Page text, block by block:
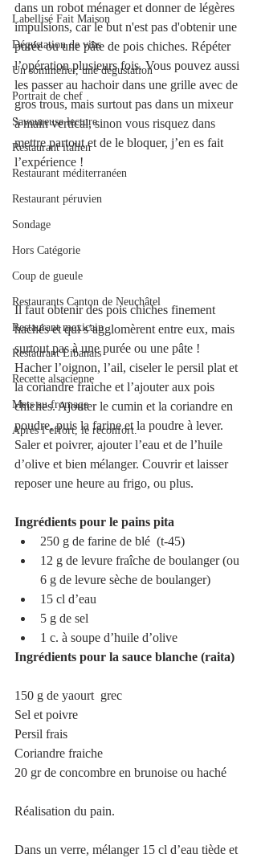
Labellisé Fait Maison
Dégustation de vins
Un sommelier, une dégustation
Portrait de chef
Savoureuse lecture
Restaurant italien
Restaurant méditerranéen
Restaurant péruvien
Sondage
Hors Catégorie
Coup de gueule
Restaurants Canton de Neuchâtel
Restaurant mexicain
Restaurant Libanais
Recette alsacienne
Mets au fromage
Après l’effort, le réconfort.
dans un robot ménager et donner de légères
impulsions, car le but n'est pas d'obtenir une
purée ou une pâte de pois chiches. Répéter
l’opération plusieurs fois. Vous pouvez aussi
les passer au hachoir dans une grille avec de
gros trous, mais surtout pas dans un mixeur
à main vertical, sinon vous risquez dans
mettre partout et de le bloquer, j’en es fait
l’expérience !
Il faut obtenir des pois chiches finement
hachés et qui s’agglomèrent entre eux, mais
surtout pas à une purée ou une pâte !
Hacher l’oignon, l’ail, ciseler le persil plat et
la coriandre fraiche et l’ajouter aux pois
chiches. Ajouter le cumin et la coriandre en
poudre, puis la farine et la poudre à lever.
Saler et poivrer, ajouter l’eau et de l’huile
d’olive et bien mélanger. Couvrir et laisser
reposer une heure au frigo, ou plus.
Ingrédients pour le pains pita
250 g de farine de blé  (t-45)
12 g de levure fraîche de boulanger (ou
6 g de levure sèche de boulanger)
15 cl d’eau
5 g de sel
1 c. à soupe d’huile d’olive
Ingrédients pour la sauce blanche (raita)
150 g de yaourt  grec
Sel et poivre
Persil frais
Coriandre fraiche
20 gr de concombre en brunoise ou haché
Réalisation du pain.
Dans un verre, mélanger 15 cl d’eau tiède et